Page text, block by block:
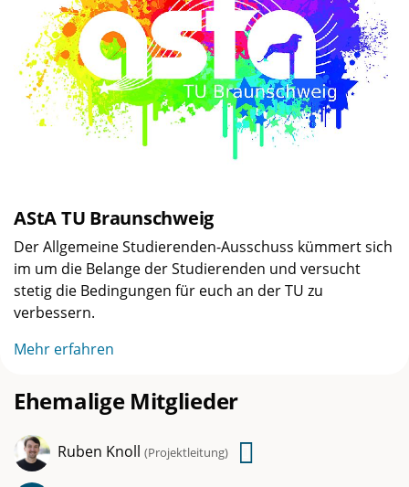
AStA TU Braunschweig
Der Allgemeine Studierenden-Ausschuss kümmert sich
im um die Belange der Studierenden und versucht
stetig die Bedingungen für euch an der TU zu
verbessern.
Mehr erfahren
Ehemalige Mitglieder
Ruben Knoll (Projektleitung)